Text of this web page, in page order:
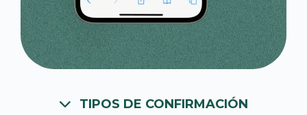
TIPOS DE CONFIRMACIÓN